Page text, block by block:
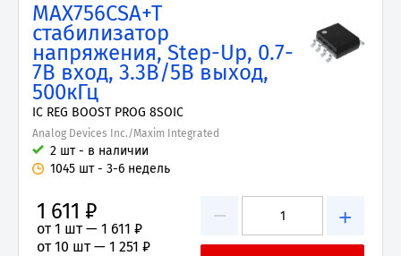
MAX756CSA+T
стабилизатор
напряжения, Step-Up, 0.7-
7В вход, 3.3В/5В выход,
500кГц
IC REG BOOST PROG 8SOIC
Analog Devices Inc./Maxim Integrated
2 шт - в наличии
1045 шт - 3-6 недель
− +
1 611 ₽
от 1 шт — 1 611 ₽
от 10 шт — 1 251 ₽